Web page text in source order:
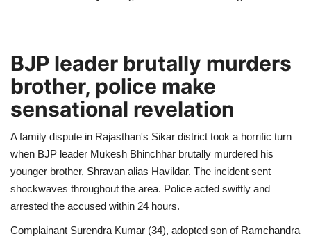
BJP leader brutally murders
brother, police make
sensational revelation
A family dispute in Rajasthan's Sikar district took a horrific turn
when BJP leader Mukesh Bhinchhar brutally murdered his
younger brother, Shravan alias Havildar. The incident sent
shockwaves throughout the area. Police acted swiftly and
arrested the accused within 24 hours.
Complainant Surendra Kumar (34), adopted son of Ramchandra